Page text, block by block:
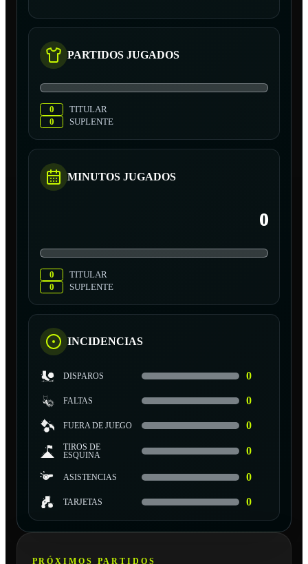
PARTIDOS JUGADOS
0
TITULAR
0
SUPLENTE
MINUTOS JUGADOS
0
0
TITULAR
0
SUPLENTE
INCIDENCIAS
DISPAROS 0
FALTAS 0
FUERA DE JUEGO 0
TIROS DE
ESQUINA
0
ASISTENCIAS 0
TARJETAS 0
PRÓXIMOS PARTIDOS